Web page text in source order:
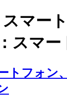
スマー
スマー